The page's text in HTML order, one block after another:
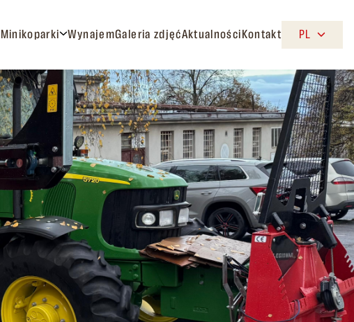
Minikoparki WynajemGaleria zdjęćAktualności Kontakt PL